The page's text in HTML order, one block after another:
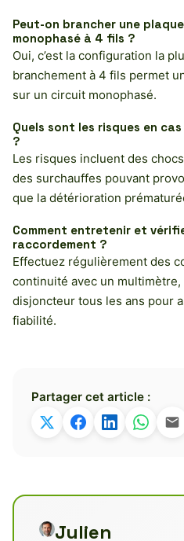
Peut-on brancher une
monophasé à 4 fils ?
Oui, c’est la configuration la
branchement à 4 fils permet
sur un circuit monophasé.
Quels sont les risques en
?
Les risques incluent des
des surchauffes pouvant
que la détérioration
Comment entretenir et
raccordement ?
Effectuez régulièrement des
continuité avec un
disjoncteur tous les ans pour
fiabilité.
Partager cet article :
Julien